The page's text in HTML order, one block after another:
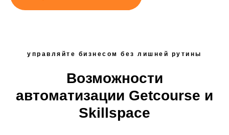
управляйте бизнесом без лишней рутины
Возможности
автоматизации Getcourse и
Skillspace